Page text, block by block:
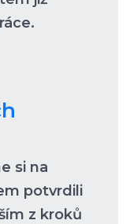
si na
potvrdili
z kroků